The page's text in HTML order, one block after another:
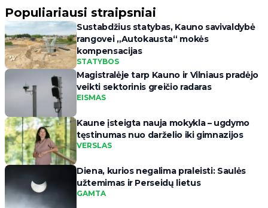
Populiariausi straipsniai
Sustabdžius statybas, Kauno savivaldybė
rangovei „Autokausta“ mokės
kompensacijas
STATYBOS
Magistralėje tarp Kauno ir Vilniaus pradėjo
veikti sektorinis greičio radaras
EISMAS
Kaune įsteigta nauja mokykla – ugdymo
tęstinumas nuo darželio iki gimnazijos
VERSLAS
Diena, kurios negalima praleisti: Saulės
užtemimas ir Perseidų lietus
GAMTA